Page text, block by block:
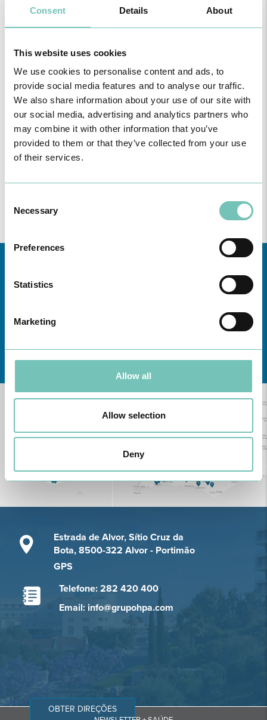
Consent Details About
This website uses cookies
We use cookies to personalise content and ads, to
provide social media features and to analyse our traffic.
We also share information about your use of our site with
our social media, advertising and analytics partners who
may combine it with other information that you’ve
provided to them or that they’ve collected from your use
of their services.
Selection
Necessary
Preferences
Statistics
Marketing
Allow all
Allow selection
Deny
PODCAST EM ONCOLOGIA
Com um formato dinâmico e direto, este episódio combinam
conhecimento técnico c…
Conheça todas as Unidades de saúde CUFaqui
Estrada de Alvor, Sítio Cruz da
Bota, 8500-322 Alvor - Portimão
GPS
Telefone: 282 420 400
Email: info@grupohpa.com
OBTER DIREÇÕES